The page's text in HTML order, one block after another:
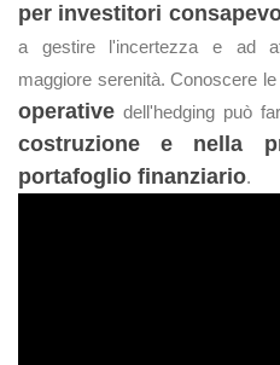
per investitori
a gestire l'incertezza e ad
maggiore serenità. Conoscere le
operative dell'hedging può
costruzione e nella
portafoglio finanziario.